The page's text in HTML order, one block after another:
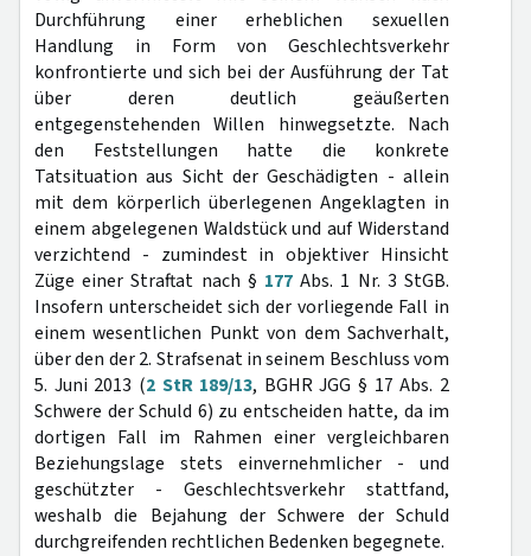
Durchführung einer erheblichen sexuellen
Handlung in Form von Geschlechtsverkehr
konfrontierte und sich bei der Ausführung der Tat
über deren deutlich geäußerten
entgegenstehenden Willen hinwegsetzte. Nach
den Feststellungen hatte die konkrete
Tatsituation aus Sicht der Geschädigten - allein
mit dem körperlich überlegenen Angeklagten in
einem abgelegenen Waldstück und auf Widerstand
verzichtend - zumindest in objektiver Hinsicht
Züge einer Straftat nach § 177 Abs. 1 Nr. 3 StGB.
Insofern unterscheidet sich der vorliegende Fall in
einem wesentlichen Punkt von dem Sachverhalt,
über den der 2. Strafsenat in seinem Beschluss vom
5. Juni 2013 (2 StR 189/13, BGHR JGG § 17 Abs. 2
Schwere der Schuld 6) zu entscheiden hatte, da im
dortigen Fall im Rahmen einer vergleichbaren
Beziehungslage stets einvernehmlicher - und
geschützter - Geschlechtsverkehr stattfand,
weshalb die Bejahung der Schwere der Schuld
durchgreifenden rechtlichen Bedenken begegnete.